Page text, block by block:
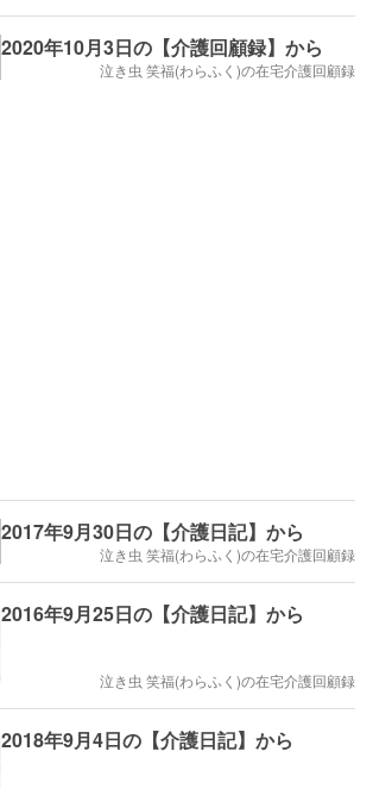
2020年10月3日の【介護回顧録】から
泣き虫 笑福(わらふく)の在宅介護回顧録
2017年9月30日の【介護日記】から
泣き虫 笑福(わらふく)の在宅介護回顧録
2016年9月25日の【介護日記】から
泣き虫 笑福(わらふく)の在宅介護回顧録
2018年9月4日の【介護日記】から